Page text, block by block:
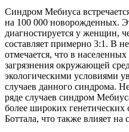
Синдром Мебиуса
на 100 000 новорожденных.
диагностируется у женщин,
составляет примерно 3:1. В
отмечается, что в
загрязнения окружающей
экологическими условиями
случаев данного синдрома.
ряде случаев синдром
более широких
Боттала, что также влияет на